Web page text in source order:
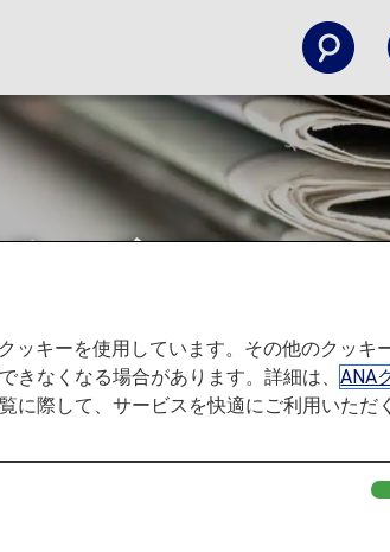
の変更
ついて
せていただきます。
ッキーを使用しています。その他のクッキ
きなくなる場合があります。詳細は、ANA
に際して、サービスを快適にご利用いただ